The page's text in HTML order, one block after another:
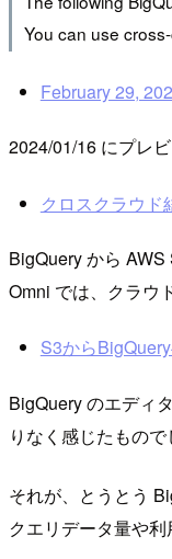
You can use
February 29,
2024/01/16 にプレ
クロスクラウド
BigQuery から
Omni では、クラウ
S3から
BigQuery のエディ
りなく感じたもので
それが、とうとう
クエリデータ量や